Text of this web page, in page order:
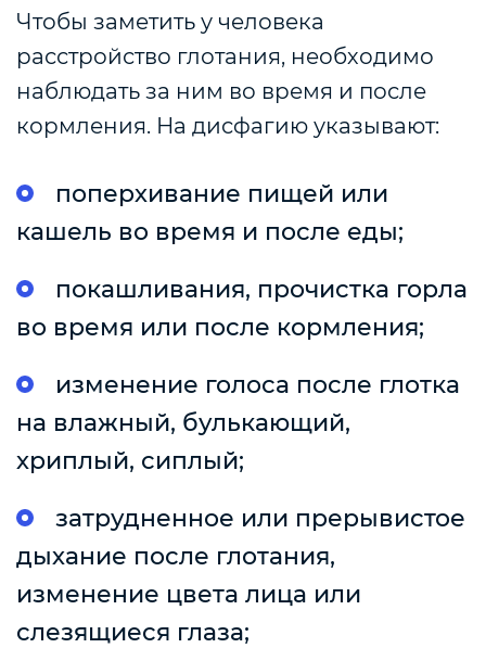
Чтобы заметить у человека
расстройство глотания, необходимо
наблюдать за ним во время и после
кормления. На дисфагию указывают:
поперхивание пищей или
кашель во время и после еды;
покашливания, прочистка горла
во время или после кормления;
изменение голоса после глотка
на влажный, булькающий,
хриплый, сиплый;
затрудненное или прерывистое
дыхание после глотания,
изменение цвета лица или
слезящиеся глаза;